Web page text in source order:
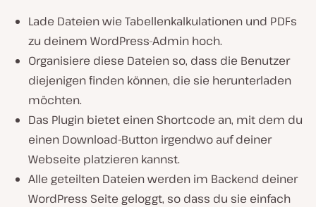
Lade Dateien wie Tabellenkalkulationen und PDFs
zu deinem WordPress-Admin hoch.
Organisiere diese Dateien so, dass die Benutzer
diejenigen finden können, die sie herunterladen
möchten.
Das Plugin bietet einen Shortcode an, mit dem du
einen Download-Button irgendwo auf deiner
Webseite platzieren kannst.
Alle geteilten Dateien werden im Backend deiner
WordPress Seite geloggt, so dass du sie einfach